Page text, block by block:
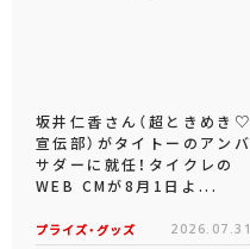
坂井仁香さん（超ときめき♡
宣伝部）がタイトーのアンバ
サダーに就任！タイクレの
WEB CMが8月1日よ...
プライズ・グッズ 2026.07.31